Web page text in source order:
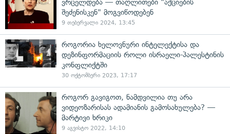
ვრცელდება — თაღლითები "აქციების
შეძენისკენ" მოგვიწოდებენ
9 თებერვალი 2024, 13:45
როგორია ხელოვნური ინტელექტისა და
დეზინფორმაციის როლი ისრაელი-პალესტინის
კონფლიქტში
30 ოქტომბერი 2023, 17:17
როგორ გავიგოთ, ნამდვილია თუ არა
ვიდეოზარისას ადამიანის გამოსახულება? —
მარტივი ხრიკი
9 აგვისტო 2022, 14:10